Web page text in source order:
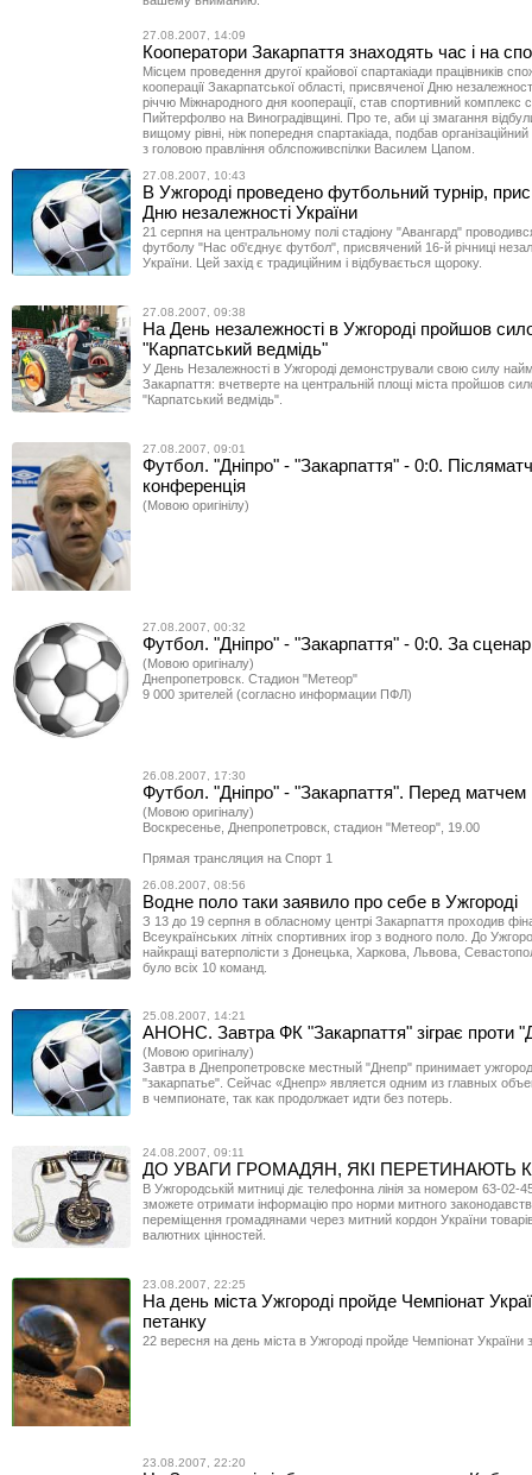
27.08.2007, 14:09
Кооператори Закарпаття знаходять час і на
Місцем проведення другої крайової спартакіади працівників
кооперації Закарпатської області, присвяченої Дню
річчю Міжнародного дня кооперації, став спортивний комплекс
Пийтерфолво на Виноградівщині. Про те, аби ці змагання
вищому рівні, ніж попередня спартакіада, подбав організаційний
з головою правління облспоживспілки Василем Цапом.
27.08.2007, 10:43
В Ужгороді проведено футбольний турнір,
Дню незалежності України
21 серпня на центральному полі стадіону "Авангард" проводився
футболу "Нас об'єднує футбол", присвячений 16-й річниці
України. Цей захід є традиційним і відбувається щороку.
27.08.2007, 09:38
На День незалежності в Ужгороді пройшов
"Карпатський ведмідь"
У День Незалежності в Ужгороді демонстрували свою силу
Закарпаття: вчетверте на центральній площі міста пройшов
"Карпатський ведмідь".
27.08.2007, 09:01
Футбол. "Дніпро" - "Закарпаття" - 0:0.
конференція
(Мовою оригінілу)
27.08.2007, 00:32
Футбол. "Дніпро" - "Закарпаття" - 0:0. За
(Мовою оригіналу)
Днепропетровск. Стадион "Метеор"
9 000 зрителей (согласно информации ПФЛ)
26.08.2007, 17:30
Футбол. "Дніпро" - "Закарпаття". Перед матчем
(Мовою оригіналу)
Воскресенье, Днепропетровск, стадион "Метеор", 19.00
Прямая трансляция на Спорт 1
26.08.2007, 08:56
Водне поло таки заявило про себе в Ужгороді
З 13 до 19 серпня в обласному центрі Закарпаття проходив
Всеукраїнських літніх спортивних ігор з водного поло. До
найкращі ватерполісти з Донецька, Харкова, Львова,
було всіх 10 команд.
25.08.2007, 14:21
АНОНС. Завтра ФК "Закарпаття" зіграє проти
(Мовою оригіналу)
Завтра в Днепропетровске местный "Днепр" принимает
"закарпатье". Сейчас «Днепр» является одним из главных
в чемпионате, так как продолжает идти без потерь.
24.08.2007, 09:11
ДО УВАГИ ГРОМАДЯН, ЯКІ ПЕРЕТИНАЮТЬ
В Ужгородській митниці діє телефонна лінія за номером 63-02-
зможете отримати інформацію про норми митного
переміщення громадянами через митний кордон України
валютних цінностей.
23.08.2007, 22:25
На день міста Ужгороді пройде Чемпіонат
петанку
22 вересня на день міста в Ужгороді пройде Чемпіонат України
23.08.2007, 22:20